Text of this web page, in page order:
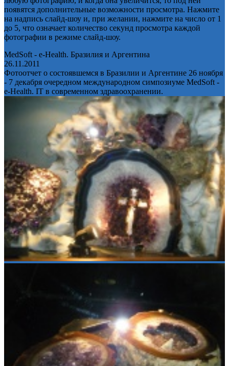
появятся дополнительные возможности просмотра. Нажмите
на надпись слайд-шоу и, при желании, нажмите на число от 1
до 5, что означает количество секунд просмотра каждой
фотографии в режиме слайд-шоу.
MedSoft - e-Health. Бразилия и Аргентина
26.11.2011
Фотоотчет о состоявшемся в Бразилии и Аргентине 26 ноября
- 7 декабря очередном международном симпозиуме MedSoft -
e-Health. IT в современном здравоохранении.